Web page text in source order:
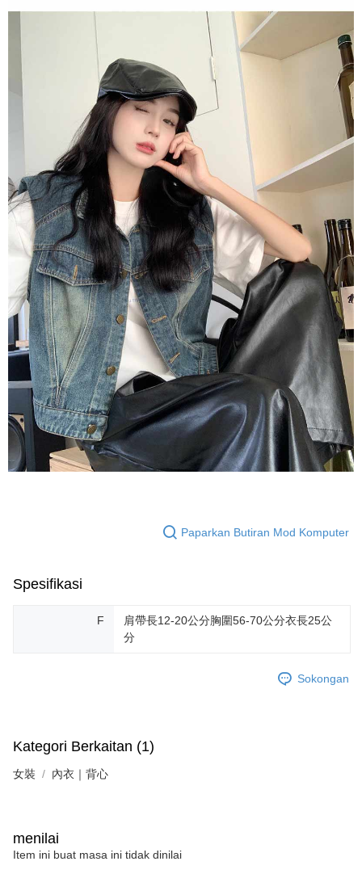
Paparkan Butiran Mod Komputer
Spesifikasi
F
肩帶長12-20公分胸圍56-70公分衣長25公
分
Sokongan
Kategori Berkaitan (1)
女裝 內衣｜背心
menilai
Item ini buat masa ini tidak dinilai